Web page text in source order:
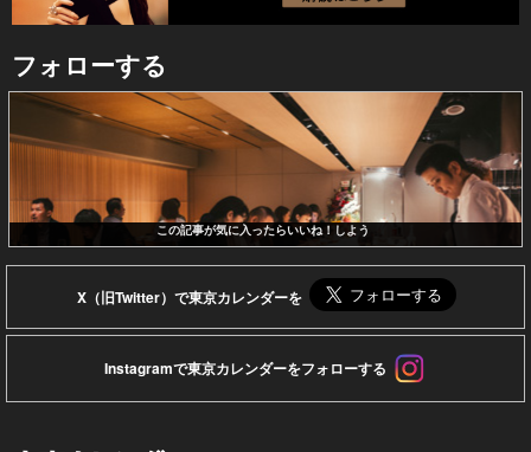
フォローする
この記事が気に入ったらいいね！しよう
X（旧Twitter）で東京カレンダーを
Instagramで東京カレンダーをフォローする